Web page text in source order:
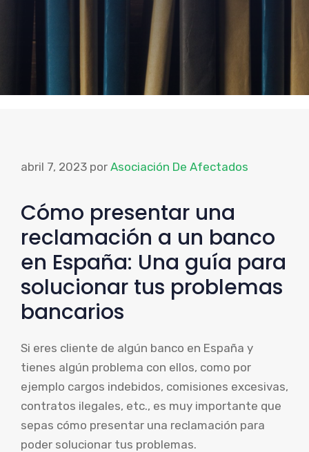
abril 7, 2023 por Asociación De Afectados
Cómo presentar una
reclamación a un banco
en España: Una guía para
solucionar tus problemas
bancarios
Si eres cliente de algún banco en España y
tienes algún problema con ellos, como por
ejemplo cargos indebidos, comisiones excesivas,
contratos ilegales, etc., es muy importante que
sepas cómo presentar una reclamación para
poder solucionar tus problemas.